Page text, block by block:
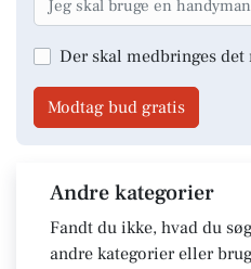
Der skal medbringes
Modtag bud gratis
Andre kategorier
Fandt du ikke, hvad du
andre kategorier eller